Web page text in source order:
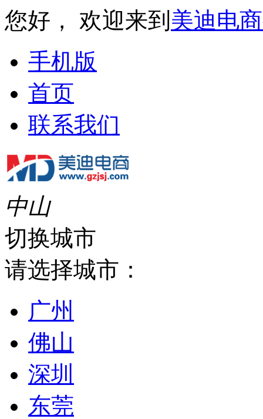
您好， 欢迎来到 美迪电
手机版
首页
联系我们
中山
切换城市
请选择城市：
广州
佛山
深圳
东莞